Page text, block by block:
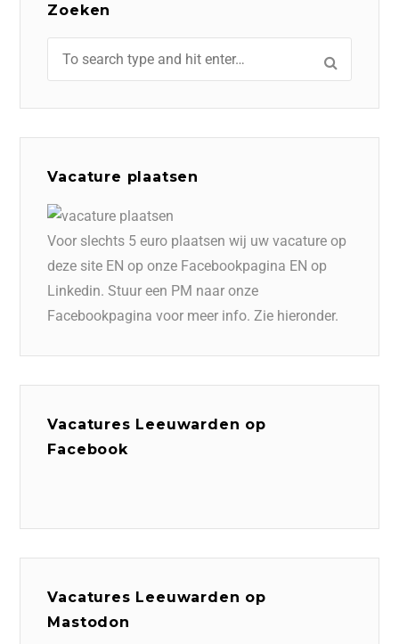
Zoeken
Vacature plaatsen
Voor slechts 5 euro plaatsen wij uw vacature op
deze site EN op onze Facebookpagina EN op
Linkedin. Stuur een PM naar onze
Facebookpagina voor meer info. Zie hieronder.
Vacatures Leeuwarden op
Facebook
Vacatures Leeuwarden op
Mastodon